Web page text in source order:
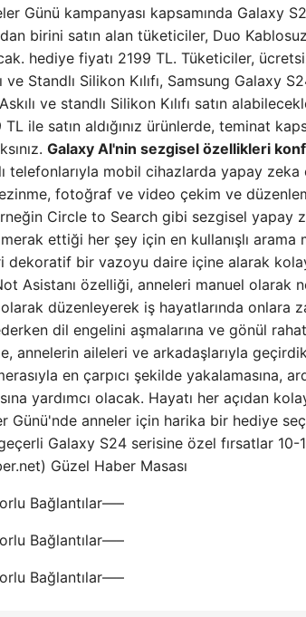
Günü kampanyası kapsamında Galaxy
birini satın alan tüketiciler, Duo
hediye fiyatı 2199 TL. Tüketiciler,
ve Standlı Silikon Kılıfı, Samsung Galaxy
ve standlı Silikon Kılıfı satın
TL ile satın aldığınız ürünlerde, teminat
Galaxy AI'nin sezgisel özellikleri
telefonlarıyla mobil cihazlarda yapay
fotoğraf ve video çekim ve
Circle to Search gibi sezgisel yapay
ettiği her şey için en kullanışlı
dekoratif bir vazoyu daire içine alarak
Asistanı özelliği, anneleri manuel olarak
düzenleyerek iş hayatlarında onlara
dil engelini aşmalarına ve gönül
annelerin aileleri ve arkadaşlarıyla
en çarpıcı şekilde yakalamasına,
yardımcı olacak. Hayatı her açıdan
Günü'nde anneler için harika bir hediye
Galaxy S24 serisine özel fırsatlar
Güzel Haber Masası
Bağlantılar—–
Bağlantılar—–
Bağlantılar—–